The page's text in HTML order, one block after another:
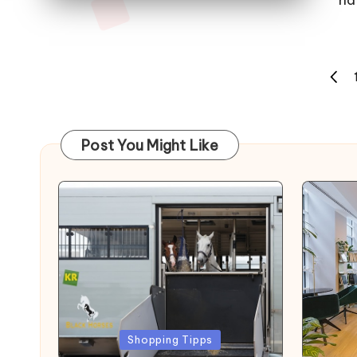
Seitennummerierung
Beiträge
1
Post You Might Like
Posted
Shopping Tipps
Posted